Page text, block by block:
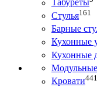
Табуреты
Стулья161
Барные
Кухонные
Кухонные
Кровати441